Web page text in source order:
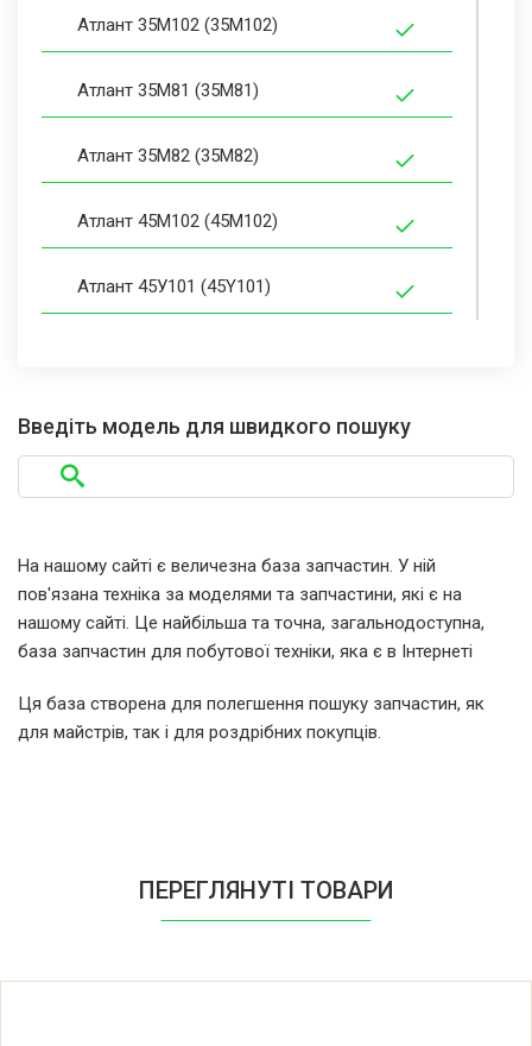
Атлант 35М102 (35M102)
Атлант 35М81 (35M81)
Атлант 35М82 (35M82)
Атлант 45М102 (45M102)
Атлант 45У101 (45Y101)
Атлант 45У107 (45Y107)
Атлант 45У122 (45Y122)
Атлант 45У142 (45Y142)
Введіть модель для швидкого пошуку
На нашому сайті є величезна база запчастин. У ній
пов'язана техніка за моделями та запчастини, які є на
нашому сайті. Це найбільша та точна, загальнодоступна,
база запчастин для побутової техніки, яка є в Інтернеті
Ця база створена для полегшення пошуку запчастин, як
для майстрів, так і для роздрібних покупців.
ПЕРЕГЛЯНУТІ ТОВАРИ